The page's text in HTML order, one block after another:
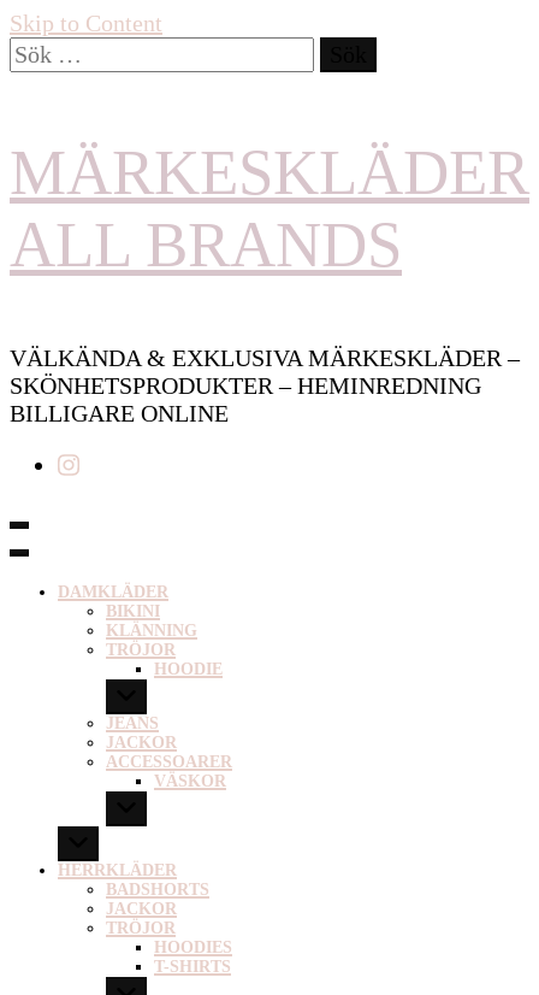
Skip to Content
Sök
efter:
MÄRKESKLÄDER
ALL BRANDS
VÄLKÄNDA & EXKLUSIVA MÄRKESKLÄDER –
SKÖNHETSPRODUKTER – HEMINREDNING
BILLIGARE ONLINE
DAMKLÄDER
BIKINI
KLÄNNING
TRÖJOR
HOODIE
JEANS
JACKOR
ACCESSOARER
VÄSKOR
HERRKLÄDER
BADSHORTS
JACKOR
TRÖJOR
HOODIES
T-SHIRTS